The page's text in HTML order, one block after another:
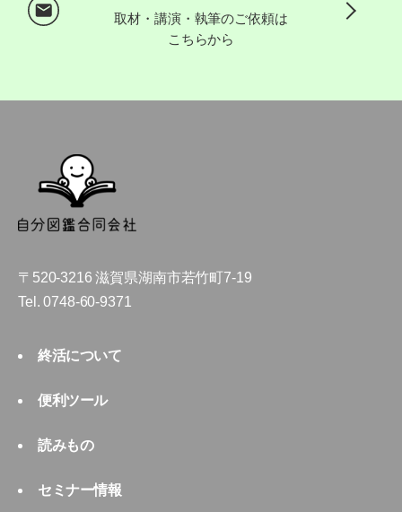
取材・講演・執筆のご依頼は
こちらから
〒520-3216 滋賀県湖南市若竹町7-19
Tel.0748-60-9371
終活について
便利ツール
読みもの
セミナー情報